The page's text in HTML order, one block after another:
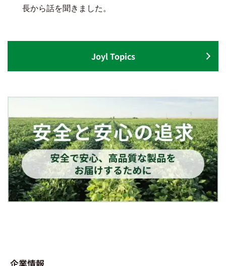
長から話を聞きました。
Joyl Topics
企業情報